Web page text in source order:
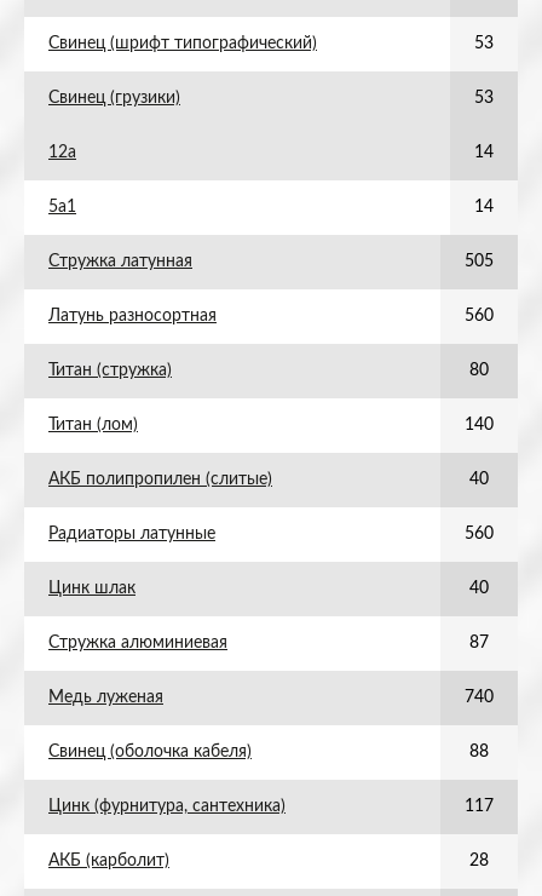
Свинец (шрифт типографический) 53
Свинец (грузики) 53
12а 14
5а1 14
Стружка латунная 505
Латунь разносортная 560
Титан (стружка) 80
Титан (лом) 140
АКБ полипропилен (слитые) 40
Радиаторы латунные 560
Цинк шлак 40
Стружка алюминиевая 87
Медь луженая 740
Свинец (оболочка кабеля) 88
Цинк (фурнитура, сантехника) 117
АКБ (карболит) 28